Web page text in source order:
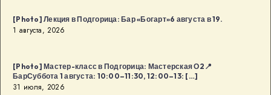
[Photo] Лекция в Подгорица: Бар «Богарт»6 августа в 19.
1 августа, 2026
[Photo] Мастер-класс в Подгорица: Мастерская О2📍
БарСуббота 1 августа: 10:00–11:30, 12:00–13: […]
31 июля, 2026